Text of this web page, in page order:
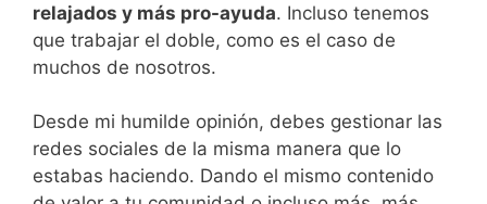
relajados y más pro-ayuda. Incluso tenemos
que trabajar el doble, como es el caso de
muchos de nosotros.
Desde mi humilde opinión, debes gestionar las
redes sociales de la misma manera que lo
estabas haciendo. Dando el mismo contenido